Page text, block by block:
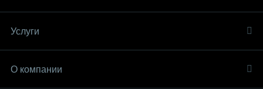
Услуги
О компании